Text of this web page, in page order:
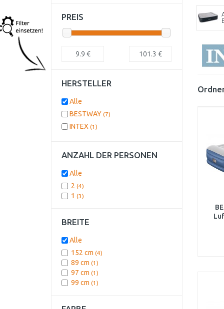
PREIS
9.9 € 101.3 €
HERSTELLER
Alle
BESTWAY (7)
INTEX (1)
ANZAHL DER PERSONEN
Alle
2 (4)
1 (3)
BREITE
Alle
152 cm (4)
89 cm (1)
97 cm (1)
99 cm (1)